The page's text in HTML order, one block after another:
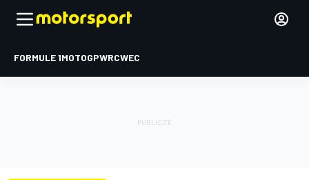
FORMULE 1MOTOGPWRCWEC